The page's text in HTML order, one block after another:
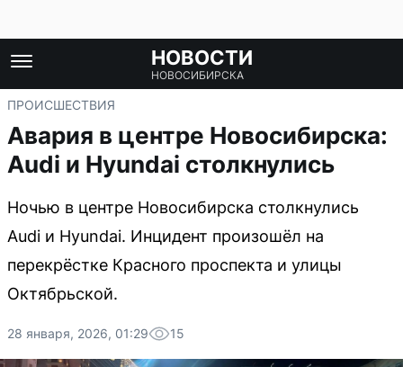
НОВОСТИ
НОВОСИБИРСКА
ПРОИСШЕСТВИЯ
Авария в центре Новосибирска:
Audi и Hyundai столкнулись
Ночью в центре Новосибирска столкнулись
Audi и Hyundai. Инцидент произошёл на
перекрёстке Красного проспекта и улицы
Октябрьской.
28 января, 2026, 01:29 15